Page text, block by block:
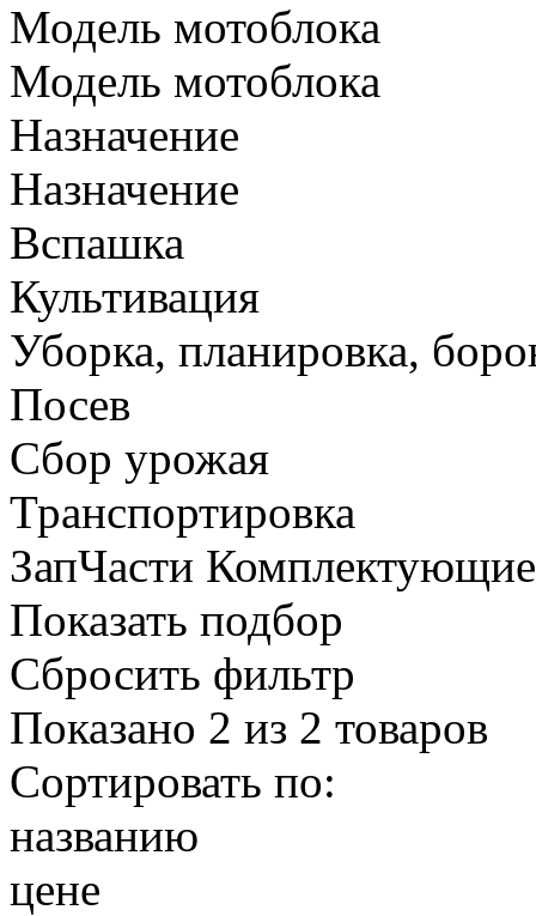
Модель мотоблока
Модель мотоблока
Назначение
Назначение
Вспашка
Культивация
Уборка, планировка,
Посев
Сбор урожая
Транспортировка
ЗапЧасти
Показать подбор
Сбросить фильтр
Показано 2 из 2 товаров
Сортировать по:
названию
цене